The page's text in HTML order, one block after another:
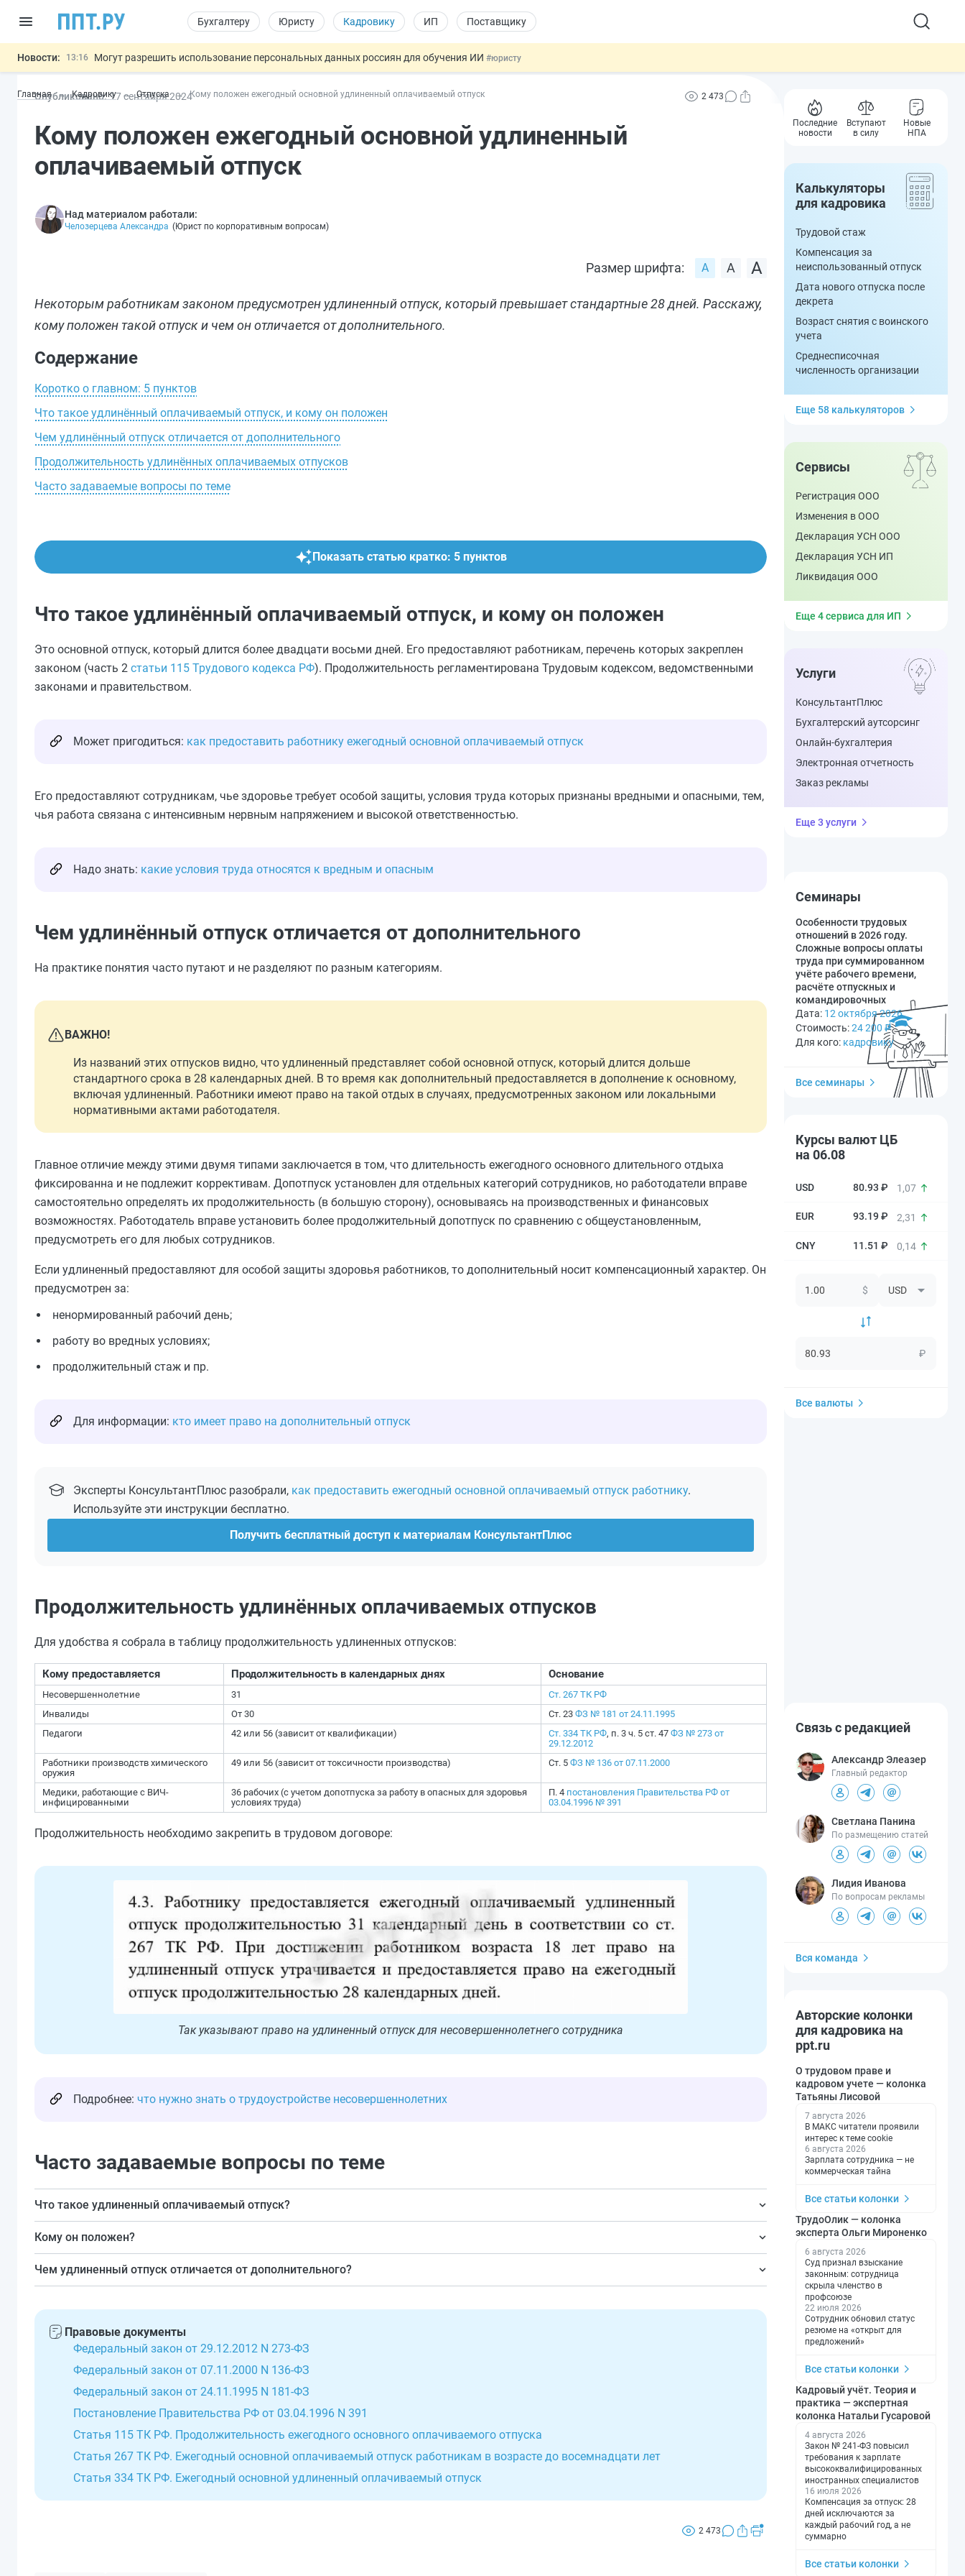
Бухгалтеру Юристу Кадровику ИП Поставщику
Новости: 13:16 Могут разрешить использование персональных данных россиян для обучения ИИ #юристу
12:05 ФНС изменит правила рассмотрения жалоб на налоговые органы#бухгалтеру
14:02
Основания для выдворения иностранцев из России стало больше#кадровику
Главная Кадровику Отпуска Кому положен ежегодный основной удлиненный оплачиваемый отпуск
Опубликовано: 17 сентября2024 2 473
Кому положен ежегодный основной удлиненный
оплачиваемый отпуск
Над материалом работали:
Челозерцева Александра (Юрист по корпоративным вопросам)
Размер шрифта:
Некоторым работникам законом предусмотрен удлиненный отпуск, который превышает стандартные 28 дней. Расскажу,
кому положен такой отпуск и чем он отличается от дополнительного.
Содержание
Коротко о главном: 5 пунктов
Что такое удлинённый оплачиваемый отпуск, и кому он положен
Чем удлинённый отпуск отличается от дополнительного
Продолжительность удлинённых оплачиваемых отпусков
Часто задаваемые вопросы по теме
Показать статью кратко: 5 пунктов
Что такое удлинённый оплачиваемый отпуск, и кому он положен
Это основной отпуск, который длится более двадцати восьми дней. Его предоставляют работникам, перечень которых закреплен
законом (часть 2 статьи 115 Трудового кодекса РФ). Продолжительность регламентирована Трудовым кодексом, ведомственными
законами и правительством.
Может пригодиться: как предоставить работнику ежегодный основной оплачиваемый отпуск
Его предоставляют сотрудникам, чье здоровье требует особой защиты, условия труда которых признаны вредными и опасными, тем,
чья работа связана с интенсивным нервным напряжением и высокой ответственностью.
Надо знать: какие условия труда относятся к вредным и опасным
Чем удлинённый отпуск отличается от дополнительного
На практике понятия часто путают и не разделяют по разным категориям.
ВАЖНО!
Из названий этих отпусков видно, что удлиненный представляет собой основной отпуск, который длится дольше
стандартного срока в 28 календарных дней. В то время как дополнительный предоставляется в дополнение к основному,
включая удлиненный. Работники имеют право на такой отдых в случаях, предусмотренных законом или локальными
нормативными актами работодателя.
Главное отличие между этими двумя типами заключается в том, что длительность ежегодного основного длительного отдыха
фиксированна и не подлежит коррективам. Допотпуск установлен для отдельных категорий сотрудников, но работодатели вправе
самостоятельно определять их продолжительность (в большую сторону), основываясь на производственных и финансовых
возможностях. Работодатель вправе установить более продолжительный допотпуск по сравнению с общеустановленным,
предусмотреть его для любых сотрудников.
Если удлиненный предоставляют для особой защиты здоровья работников, то дополнительный носит компенсационный характер. Он
предусмотрен за:
ненормированный рабочий день;
работу во вредных условиях;
продолжительный стаж и пр.
Для информации: кто имеет право на дополнительный отпуск
Эксперты КонсультантПлюс разобрали, как предоставить ежегодный основной оплачиваемый отпуск работнику.
Используйте эти инструкции бесплатно.
Получить бесплатный доступ к материалам КонсультантПлюс
Продолжительность удлинённых оплачиваемых отпусков
Для удобства я собрала в таблицу продолжительность удлиненных отпусков:
Кому предоставляется Продолжительность в календарных днях Основание
Несовершеннолетние 31
Ст. 267 ТК РФ
Инвалиды
От 30 Ст. 23 ФЗ № 181 от 24.11.1995
Педагоги
42 или 56 (зависит от квалификации) Ст. 334 ТК РФ, п. 3 ч. 5 ст. 47 ФЗ № 273 от
29.12.2012
Работники производств химического
оружия
49 или 56 (зависит от токсичности производства) Ст. 5 ФЗ № 136 от 07.11.2000
Медики, работающие с ВИЧ-
инфицированными
36 рабочих (с учетом допотпуска за работу в опасных для здоровья
условиях труда)
П. 4 постановления Правительства РФ от
03.04.1996 № 391
Продолжительность необходимо закрепить в трудовом договоре:
Так указывают право на удлиненный отпуск для несовершеннолетнего сотрудника
Подробнее: что нужно знать о трудоустройстве несовершеннолетних
Часто задаваемые вопросы по теме
Что такое удлиненный оплачиваемый отпуск?
Это отпуск, превышающий 28 календарных дней.
Кому он положен?
Работникам, чье здоровье требует особой защиты: несовершеннолетним, педагогам, сотрудникам химических производств и
Чем удлиненный отпуск отличается от дополнительного?
Работодатель вправе предусматривать собственные критерии его предоставления и менять продолжительность.
Правовые документы
Федеральный закон от 29.12.2012 N 273-ФЗ
Федеральный закон от 07.11.2000 N 136-ФЗ
Федеральный закон от 24.11.1995 N 181-ФЗ
Постановление Правительства РФ от 03.04.1996 N 391
Статья 115 ТК РФ. Продолжительность ежегодного основного оплачиваемого отпуска
Статья 267 ТК РФ. Ежегодный основной оплачиваемый отпуск работникам в возрасте до восемнадцати лет
Статья 334 ТК РФ. Ежегодный основной удлиненный оплачиваемый отпуск
2 473
Последние
новости
Вступают
в силу
Новые
НПА
Калькуляторы
для кадровика
Трудовой стаж
Компенсация за
неиспользованный отпуск
Дата нового отпуска после
декрета
Возраст снятия с воинского
учета
Среднесписочная
численность организации
Еще 58 калькуляторов
Сервисы
Регистрация ООО
Изменения в ООО
Декларация УСН ООО
Декларация УСН ИП
Ликвидация ООО
Еще 4 сервиса для ИП
Услуги
КонсультантПлюс
Бухгалтерский аутсорсинг
Онлайн-бухгалтерия
Электронная отчетность
Заказ рекламы
Еще 3 услуги
Семинары
Особенности трудовых
отношений в 2026 году.
Сложные вопросы оплаты
труда при суммированном
учёте рабочего времени,
расчёте отпускных и
командировочных
Дата: 12 октября 2026
Стоимость:24 200 ₽
Для кого: кадровику
Все семинары
Курсы валют ЦБ
на 06.08
80.93 ₽ 1,07
93.19 ₽ 2,31
11.51 ₽ 0,14
$
₽
Все валюты
Связь с редакцией
Александр Элеазер
Главный редактор
Светлана Панина
По размещению статей
Лидия Иванова
По вопросам рекламы
Вся команда
Авторские колонки
для кадровика на
ppt.ru
О трудовом праве и
кадровом учете — колонка
Татьяны Лисовой
7 августа 2026
В МАКС читатели проявили
интерес к теме cookie
6 августа 2026
Зарплата сотрудника — не
коммерческая тайна
Все статьи колонки
ТрудоОлик — колонка
эксперта Ольги Мироненко
6 августа 2026
Суд признал взыскание
законным: сотрудница
скрыла членство в
профсоюзе
22 июля 2026
Сотрудник обновил статус
резюме на «открыт для
предложений»
Все статьи колонки
Кадровый учёт. Теория и
практика — экспертная
колонка Натальи Гусаровой
4 августа 2026
Закон № 241-ФЗ повысил
требования к зарплате
высококвалифицированных
иностранных специалистов
16 июля 2026
Компенсация за отпуск: 28
дней исключаются за
каждый рабочий год, а не
суммарно
Все статьи колонки